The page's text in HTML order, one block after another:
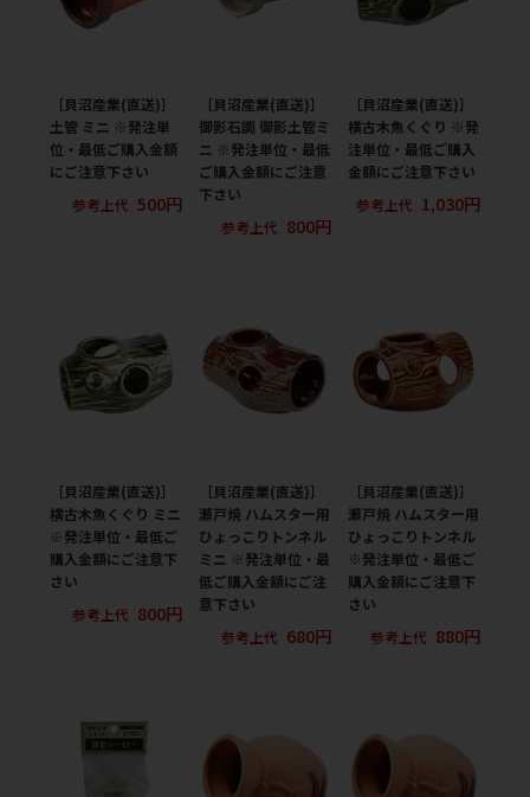
［貝沼産業(直送)］
土管 ミニ ※発注単
位・最低ご購入金額
にご注意下さい
参考上代 500円
［貝沼産業(直送)］
御影石調 御影土管ミ
ニ ※発注単位・最低
ご購入金額にご注意
下さい
参考上代 800円
［貝沼産業(直送)］
横古木魚くぐり ※発
注単位・最低ご購入
金額にご注意下さい
参考上代 1,030円
［貝沼産業(直送)］
横古木魚くぐり ミニ
※発注単位・最低ご
購入金額にご注意下
さい
参考上代 800円
［貝沼産業(直送)］
瀬戸焼 ハムスター用
ひょっこりトンネル
ミニ ※発注単位・最
低ご購入金額にご注
意下さい
参考上代 680円
［貝沼産業(直送)］
瀬戸焼 ハムスター用
ひょっこりトンネル
※発注単位・最低ご
購入金額にご注意下
さい
参考上代 880円